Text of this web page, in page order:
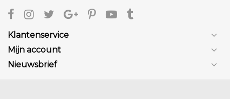
Klantenservice
Mijn account
Nieuwsbrief